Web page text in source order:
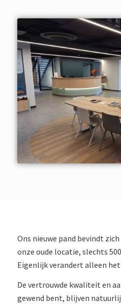
Ons nieuwe pand bevindt
onze oude locatie, slechts
Eigenlijk verandert alleen
De vertrouwde kwaliteit en
gewend bent, blijven